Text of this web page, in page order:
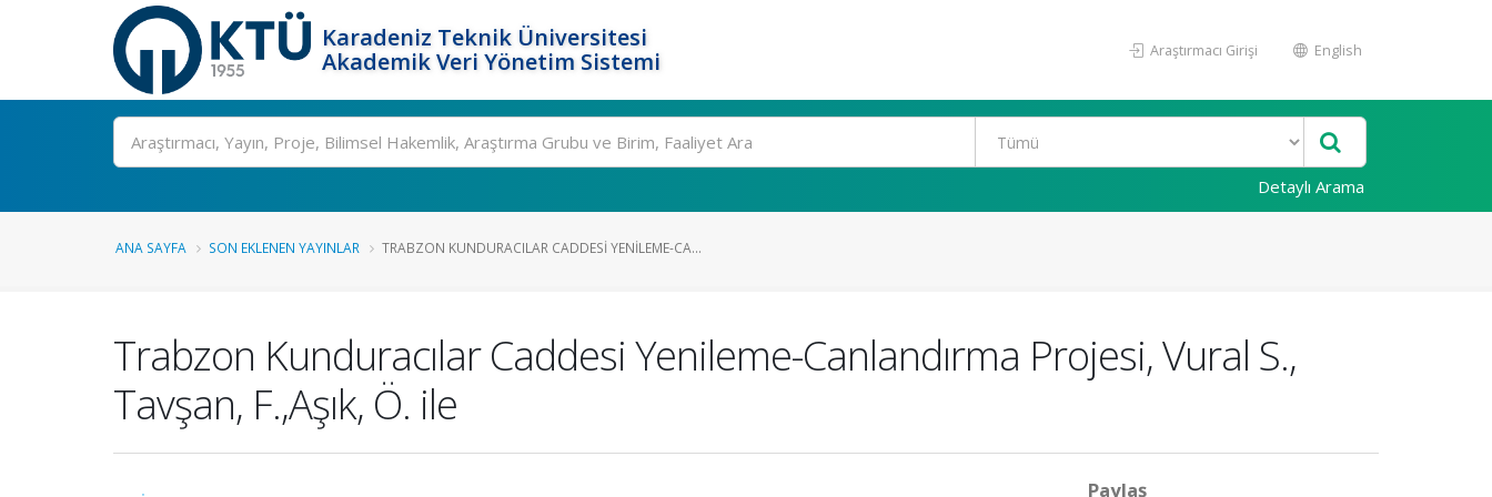
Karadeniz Teknik Üniversitesi
Akademik Veri Yönetim Sistemi
Araştırmacı Girişi English
Ara
Detaylı Arama
ANA SAYFA SON EKLENEN YAYINLAR TRABZON KUNDURACILAR CADDESI YENILEME-CA...
Trabzon Kunduracılar Caddesi Yenileme-Canlandırma Projesi, Vural S.,
Tavşan, F.,Aşık, Ö. ile
Paylaş